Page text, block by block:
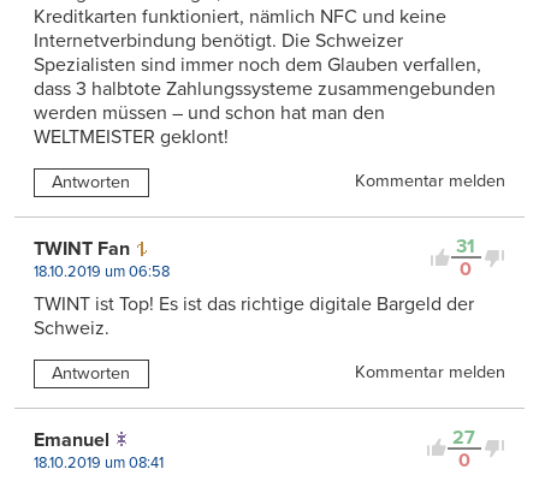
Kreditkarten funktioniert, nämlich NFC und keine
Internetverbindung benötigt. Die Schweizer
Spezialisten sind immer noch dem Glauben verfallen,
dass 3 halbtote Zahlungssysteme zusammengebunden
werden müssen – und schon hat man den
WELTMEISTER geklont!
Antworten Kommentar melden
31
0
TWINT Fan
18.10.2019 um 06:58
TWINT ist Top! Es ist das richtige digitale Bargeld der
Schweiz.
Antworten Kommentar melden
27
0
Emanuel
18.10.2019 um 08:41